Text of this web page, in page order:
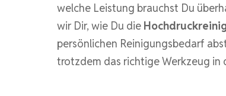
welche Leistung brauchst Du
wir Dir, wie Du die
persönlichen Reinigungsbedarf
trotzdem das richtige Werkzeug in